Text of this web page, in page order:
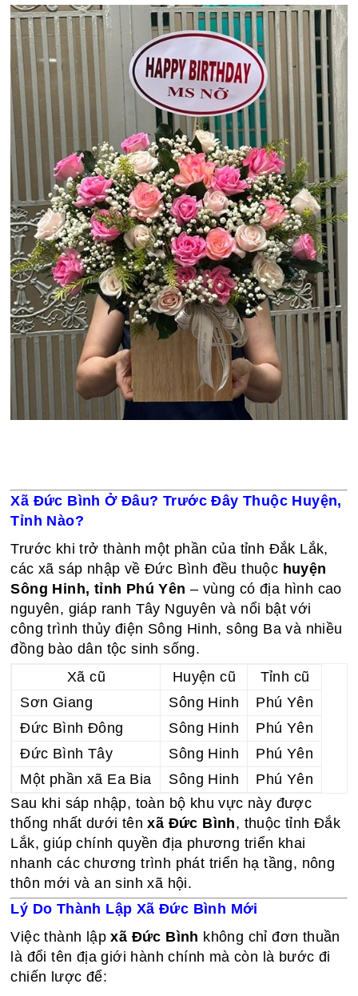
Xã Đức Bình Ở Đâu? Trước Đây Thuộc Huyện,
Tỉnh Nào?
Trước khi trở thành một phần của tỉnh Đắk Lắk,
các xã sáp nhập về Đức Bình đều thuộc huyện
Sông Hinh, tỉnh Phú Yên – vùng có địa hình cao
nguyên, giáp ranh Tây Nguyên và nổi bật với
công trình thủy điện Sông Hinh, sông Ba và nhiều
đồng bào dân tộc sinh sống.
Xã cũ
Huyện cũ
Tỉnh cũ
Sơn Giang
Sông Hinh
Phú Yên
Đức Bình Đông
Sông Hinh
Phú Yên
Đức Bình Tây
Sông Hinh
Phú Yên
Một phần xã Ea Bia
Sông Hinh
Phú Yên
Sau khi sáp nhập, toàn bộ khu vực này được
thống nhất dưới tênxã Đức Bình, thuộc tỉnh Đắk
Lắk, giúp chính quyền địa phương triển khai
nhanh các chương trình phát triển hạ tầng, nông
thôn mới và an sinh xã hội.
Lý Do Thành Lập Xã Đức Bình Mới
Việc thành lậpxã Đức Bình không chỉ đơn thuần
là đổi tên địa giới hành chính mà còn là bước đi
chiến lược để: